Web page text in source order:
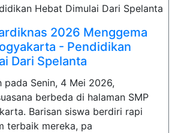
2026 Menggema
- Pendidikan
Dari Spelanta
pada Senin, 4 Mei 2026,
berbeda di halaman SMP
Barisan siswa berdiri rapi
terbaik mereka, pa